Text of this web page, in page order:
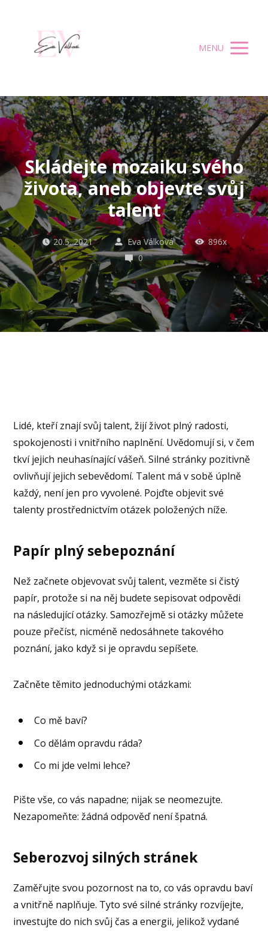
MENU
Skládejte mozaiku svého
života, aneb objevte svůj
talent
20.5. 2021 Eva Válková
896x
0
Lidé, kteří znají svůj talent, žijí život plný radosti,
spokojenosti i vnitřního naplnění. Uvědomují si, v čem
tkví jejich neuhasínající vášeň. Silné stránky pozitivně
ovlivňují jejich sebevědomí. Talent má v sobě úplně
každý, není jen pro vyvolené. Pojďte objevit své
talenty prostřednictvím otázek položených níže.
Papír plný sebepoznání
Než začnete objevovat svůj talent, vezměte si čistý
papír, protože si na něj budete sepisovat odpovědi
na následující otázky. Samozřejmě si otázky můžete
pouze přečíst, nicméně nedosáhnete takového
poznání, jako když si je opravdu sepíšete.
Začněte těmito jednoduchými otázkami:
Co mě baví?
Co dělám opravdu ráda?
Co mi jde velmi lehce?
Pište vše, co vás napadne; nijak se neomezujte.
Nezapomeňte: žádná odpověď není špatná.
Seberozvoj silných stránek
Zaměřujte svou pozornost na to, co vás opravdu baví
a vnitřně naplňuje. Tyto své silné stránky rozvíjejte,
investujte do nich svůj čas a energii, jelikož vydané